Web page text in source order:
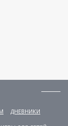
ДНЕВНИКИ